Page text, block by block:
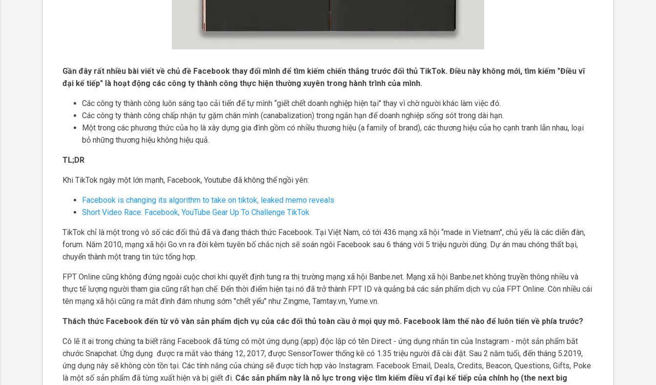
Gần đây rất nhiều bài viết về chủ đề Facebook thay đổi mình để tìm kiếm chiến thắng trước đối thủ TikTok. Điều này không mới, tìm kiếm "Điều vĩ
đại kế tiếp" là hoạt động các công ty thành công thực hiện thường xuyên trong hành trình của mình.
Các công ty thành công luôn sáng tạo cải tiến để tự mình “giết chết doanh nghiệp hiện tại" thay vì chờ người khác làm việc đó.
Các công ty thành công chấp nhận tự gặm chân mình (canabalization) trong ngắn hạn để doanh nghiệp sống sót trong dài hạn.
Một trong các phương thức của họ là xây dựng gia đình gồm có nhiều thương hiệu (a family of brand), các thương hiệu của họ cạnh tranh lẫn nhau, loại
bỏ những thương hiệu không hiệu quả.
TL;DR
Khi TikTok ngày một lớn mạnh, Facebook, Youtube đã không thể ngồi yên:
Facebook is changing its algorithm to take on tiktok, leaked memo reveals
Short Video Race: Facebook, YouTube Gear Up To Challenge TikTok
TikTok chỉ là một trong vô số các đối thủ đã và đang thách thức Facebook. Tại Việt Nam, có tới 436 mạng xã hội “made in Vietnam", chủ yếu là các diễn đàn,
forum. Năm 2010, mạng xã hội Go.vn ra đời kèm tuyên bố chắc nịch sẽ soán ngôi Facebook sau 6 tháng với 5 triệu người dùng. Dự án mau chóng thất bại,
chuyển thành một trang tin tức tổng hợp.
FPT Online cũng không đứng ngoài cuộc chơi khi quyết định tung ra thị trường mạng xã hội Banbe.net. Mạng xã hội Banbe.net không truyền thông nhiều và
thực tế lượng người tham gia cũng rất hạn chế. Đến thời điểm hiện tại nó đã trở thành FPT ID và quảng bá các sản phẩm dịch vụ của FPT Online. Còn nhiều cái
tên mạng xã hội cũng ra mắt đình đám nhưng sớm "chết yểu" như Zingme, Tamtay.vn, Yume.vn.
Thách thức Facebook đến từ vô vàn sản phẩm dịch vụ của các đối thủ toàn cầu ở mọi quy mô. Facebook làm thế nào để luôn tiến về phía trước?
Có lẽ ít ai trong chúng ta biết rằng Facebook đã từng có một ứng dụng (app) độc lập có tên Direct - ứng dụng nhắn tin của Instagram - một sản phẩm bắt
chước Snapchat. Ứng dụng được ra mắt vào tháng 12, 2017, được SensorTower thống kê có 1.35 triệu người đã cài đặt. Sau 2 năm tuổi, đến tháng 5.2019,
ứng dụng này sẽ không còn tồn tại. Các tính năng của chúng sẽ được tích hợp vào Instagram. Facebook Email, Deals, Credits, Beacon, Questions, Gifts, Poke
là một số sản phẩm đã từng xuất hiện và bị giết đi. Các sản phẩm này là nỗ lực trong việc tìm kiếm điều vĩ đại kế tiếp của chính họ (the next big